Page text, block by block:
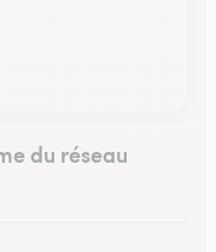
du réseau